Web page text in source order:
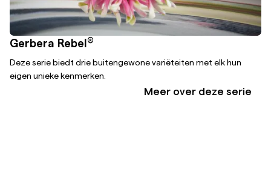
Gerbera Rebel®
Deze serie biedt drie buitengewone variëteiten met elk hun
eigen unieke kenmerken.
Meer over deze serie